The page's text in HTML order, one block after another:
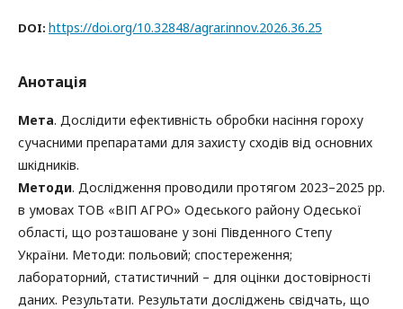
DOI: https://doi.org/10.32848/agrar.innov.2026.36.25
Анотація
Мета. Дослідити ефективність обробки насіння гороху
сучасними препаратами для захисту сходів від основних
шкідників.
Методи. Дослідження проводили протягом 2023–2025 рр.
в умовах ТОВ «ВІП АГРО» Одеського району Одеської
області, що розташоване у зоні Південного Степу
України. Методи: польовий; спостереження;
лабораторний, статистичний – для оцінки достовірності
даних. Результати. Результати досліджень свідчать, що